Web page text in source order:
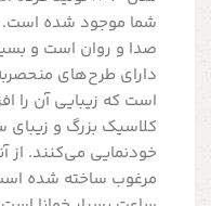
شما موجود شده است.
صدا و روان است و
دارای طرح‌های
است که زیبایی آن را
کلاسیک بزرگ و زیبای
خودنمایی می‌کنند. از
مرغوب ساخته شده